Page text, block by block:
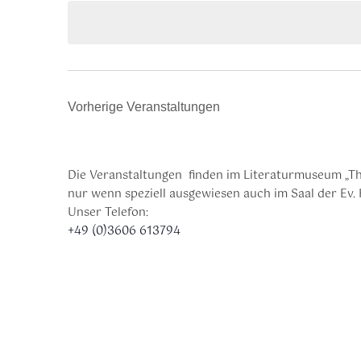
Vorherige Veranstaltungen
Die Veranstaltungen finden im Literaturmuseum
nur wenn speziell ausgewiesen auch im Saal der
Unser Telefon:
+49 (0)3606 613794